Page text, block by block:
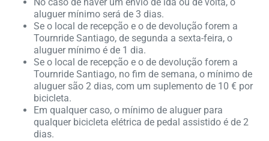
No caso de haver um envio de ida ou de volta, o
aluguer mínimo será de 3 dias.
Se o local de recepção e o de devolução forem a
Tournride Santiago, de segunda a sexta-feira, o
aluguer mínimo é de 1 dia.
Se o local de recepção e o de devolução forem a
Tournride Santiago, no fim de semana, o mínimo de
aluguer são 2 dias, com um suplemento de 10 € por
bicicleta.
Em qualquer caso, o mínimo de aluguer para
qualquer bicicleta elétrica de pedal assistido é de 2
dias.